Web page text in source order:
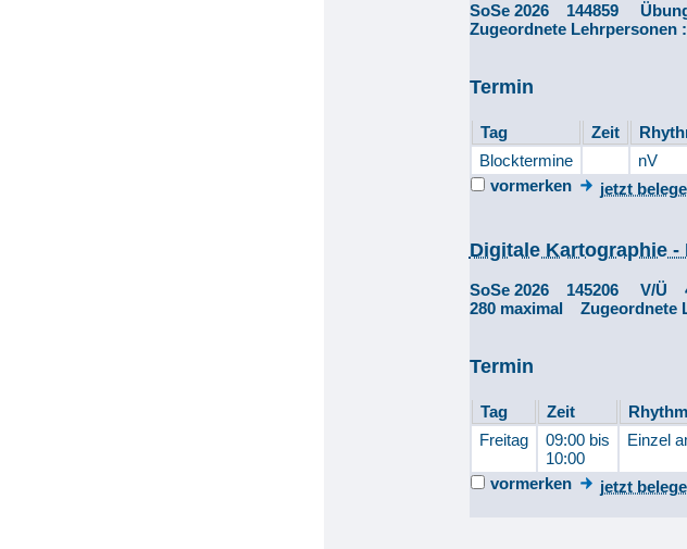
SoSe 2026 144859
Zugeordnete Lehrpersonen
Termin
Tag Zeit
Blocktermine
nV
vormerken
jetzt
Digitale Kartographie
SoSe 2026 145206 V/Ü
280 maximal Zugeordnete
Termin
Tag Zeit
Freitag
09:00 bis
10:00
Einzel
vormerken jetzt